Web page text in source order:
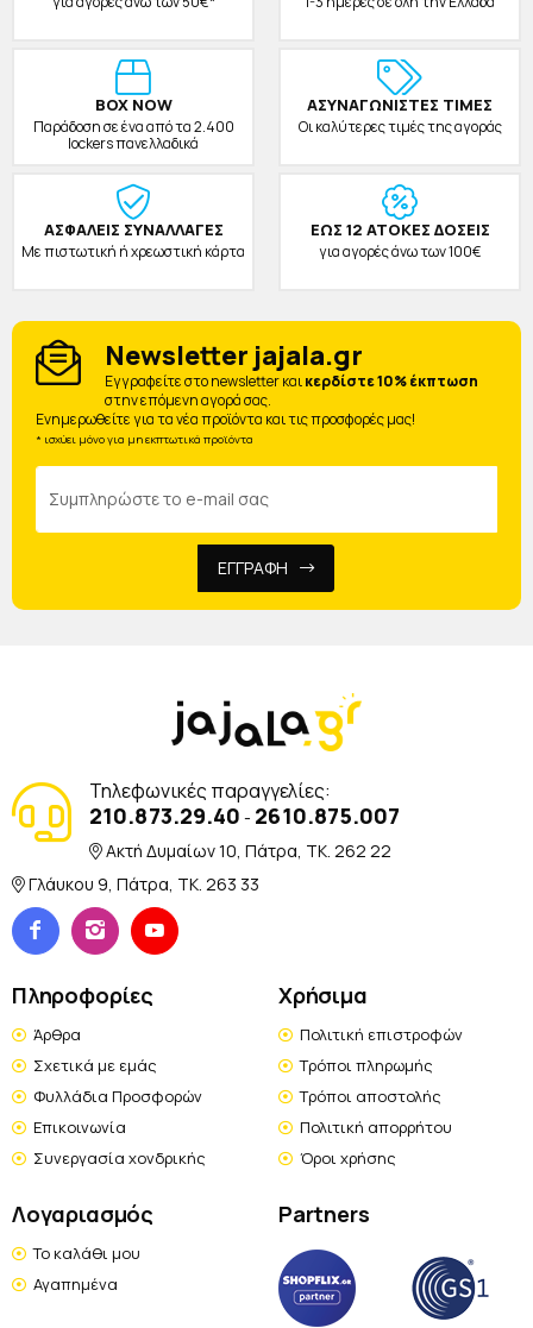
BOX NOW
Παράδοση σε ένα από τα 2.400
lockers πανελλαδικά
ΑΣΥΝΑΓΩΝΙΣΤΕΣ ΤΙΜΕΣ
Οι καλύτερες τιμές της αγοράς
ΑΣΦΑΛΕΙΣ ΣΥΝΑΛΛΑΓΕΣ
Με πιστωτική ή χρεωστική κάρτα
ΕΩΣ 12 ΑΤΟΚΕΣ ΔΟΣΕΙΣ
για αγορές άνω των 100€
Newsletter jajala.gr
Eγγραφείτε στο newsletter καικερδίστε 10% έκπτωση
στην επόμενη αγορά σας.
Ενημερωθείτε για τα νέα προϊόντα και τις προσφορές μας!
* ισχύει μόνο για μη εκπτωτικά προϊόντα
ΕΓΓΡΑΦΗ
Τηλεφωνικές παραγγελίες:
210.873.29.40 - 2610.875.007
Ακτή Δυμαίων 10, Πάτρα, TK. 262 22
Γλάυκου 9, Πάτρα, TK. 263 33
Πληροφορίες
Άρθρα
Σχετικά με εμάς
Φυλλάδια Προσφορών
Επικοινωνία
Συνεργασία χονδρικής
Χρήσιμα
Πολιτική επιστροφών
Τρόποι πληρωμής
Τρόποι αποστολής
Πολιτική απορρήτου
Όροι χρήσης
Λογαριασμός
Το καλάθι μου
Αγαπημένα
Partners